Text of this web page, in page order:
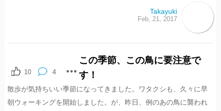
Takayuki
Feb, 21, 2017
4
10
この季節、この鳥に要注意で
す！
散歩が気持ちいい季節になってきました。ワタクシも、久々に早
朝ウォーキングを開始しました。が、昨日、例のあの鳥に襲われ